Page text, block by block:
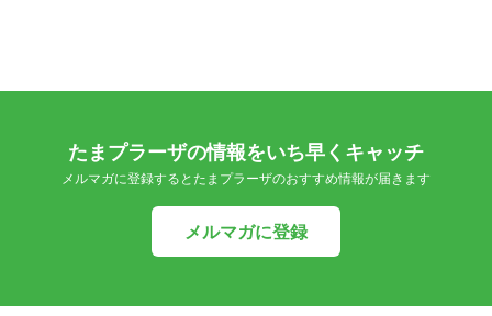
たまプラーザの情報をいち早くキャッチ
メルマガに登録するとたまプラーザのおすすめ情報が届きます
メルマガに登録